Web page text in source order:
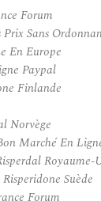
Forum
Sans
En Europe
Paypal
Finlande
Norvège
Marché En
Royaume-
Suède